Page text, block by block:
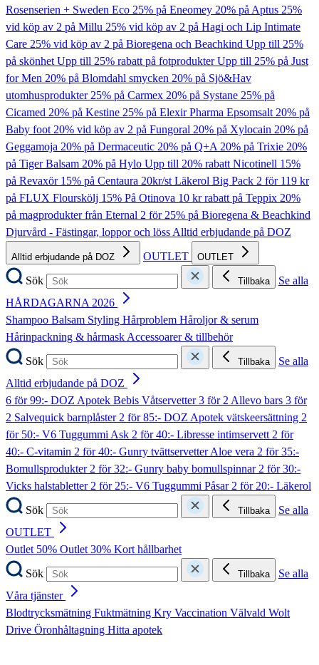
Rosenserien + Sweden Eco 25% på Eneomey 20% på Aptus 25%
vid köp av 2 på Millu 25% vid köp av 2 på Hagi och Lip Intimate
Care 25% vid köp av 2 på Bioregena och Beachkind Upp till 25%
på skönhetUpp till 25% rabatt på fotprodukterUpp till 25% på Just
for Men 20% på Blomdahl smycken 20% på Sjö&Hav
utomhusprodukter25% på Carmex 20% på Systane 25% på
Cicamed 20% på Kestine 25% på Elexir Pharma Epsomsalt20% på
Baby foot20% vid köp av 2 på Fungoral 20% på Xylocain 20% på
Geggamoja 20% på Dermaceutic 20% på Q+A20% på Trixie 20%
på Tiger Balsam 20% på Hylo Upp till 20% rabatt Nicotinell 15%
på Revaxör 15% på Centaura 20kr/st Läkerol Big Pack 2 för 119 kr
på FLUX Flourskölj 15% På Otinova 10 kr rabatt på Teppix 20%
på magprodukter från Eternal 2 för 25% på Bioregena & Beachkind
Djurvård - Fästingar, loppor och lössAlltid erbjudande på DOZ
Alltid erbjudande på DOZ OUTLET OUTLET
Sök Tillbaka
Se alla
HÅRDAGARNA 2026
Shampoo Balsam Styling Hårproblem Håroljor & serum
Hårinpackning & hårmaskAccessoarer & tillbehör
Sök
Tillbaka
Se alla
Alltid erbjudande på DOZ
6 för 99:- DOZ Apotek Bebis Våtservetter3 för 2 Allevo bars 3 för
2 Salvequick barnplåster2 för 85:- DOZ Apotek vätskeersättning 2
för 50:- V6 Tuggummi Ask 2 för 40:- Libresse intimservett2 för
40:- C-vitamin 2 för 40:- Gunry tvättservetter Aloe vera 2 för 35:-
Bomullsprodukter2 för 32:- Gunry baby bomullspinnar2 för 30:-
Vicks halstabletter2 för 25:- V6 Tuggummi Påsar2 för 20:- Läkerol
Sök
Tillbaka
Se alla
OUTLET
Outlet 50% Outlet 30% Kort hållbarhet
Sök
Tillbaka
Se alla
Våra tjänster
Blodtrycksmätning Fuktmätning Kry Vaccination Välvald Wolt
Drive Öronhåltagning Hitta apotek